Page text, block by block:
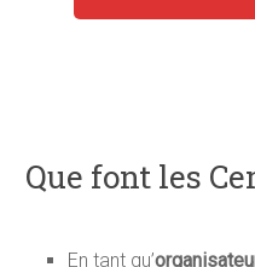
Que font les
En tant qu’